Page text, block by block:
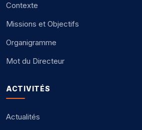
Contexte
Missions et Objectifs
Organigramme
Mot du Directeur
ACTIVITÉS
Actualités